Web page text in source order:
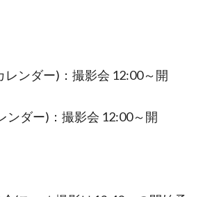
ンダー)：撮影会 12:00～開
ダー)：撮影会 12:00～開